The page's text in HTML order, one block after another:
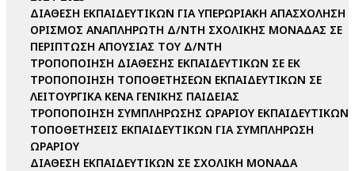
ΔΙΑΘΕΣΗ ΕΚΠΑΙΔΕΥΤΙΚΩΝ ΓΙΑ ΥΠΕΡΩΡΙΑΚΗ ΑΠΑΣΧΟΛΗΣΗ
ΟΡΙΣΜΟΣ ΑΝΑΠΛΗΡΩΤΗ Δ/ΝΤΗ ΣΧΟΛΙΚΗΣ ΜΟΝΑΔΑΣ ΣΕ
ΠΕΡΙΠΤΩΣΗ ΑΠΟΥΣΙΑΣ ΤΟΥ Δ/ΝΤΗ
ΤΡΟΠΟΠΟΙΗΣΗ ΔΙΑΘΕΣΗΣ ΕΚΠΑΙΔΕΥΤΙΚΩΝ ΣΕ ΕΚ
ΤΡΟΠΟΠΟΙΗΣΗ ΤΟΠΟΘΕΤΗΣΕΩΝ ΕΚΠΑΙΔΕΥΤΙΚΩΝ ΣΕ
ΛΕΙΤΟΥΡΓΙΚΑ ΚΕΝΑ ΓΕΝΙΚΗΣ ΠΑΙΔΕΙΑΣ
ΤΡΟΠΟΠΟΙΗΣΗ ΣΥΜΠΛΗΡΩΣΗΣ ΩΡΑΡΙΟΥ ΕΚΠΑΙΔΕΥΤΙΚΩΝ
ΤΟΠΟΘΕΤΗΣΕΙΣ ΕΚΠΑΙΔΕΥΤΙΚΩΝ ΓΙΑ ΣΥΜΠΛΗΡΩΣΗ
ΩΡΑΡΙΟΥ
ΔΙΑΘΕΣΗ ΕΚΠΑΙΔΕΥΤΙΚΩΝ ΣΕ ΣΧΟΛΙΚΗ ΜΟΝΑΔΑ